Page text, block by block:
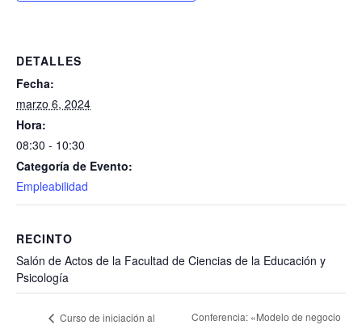
DETALLES
Fecha:
marzo 6, 2024
Hora:
08:30 - 10:30
Categoría de Evento:
Empleabilidad
RECINTO
Salón de Actos de la Facultad de Ciencias de la Educación y
Psicología
Curso de iniciación al
Conferencia: «Modelo de negocio